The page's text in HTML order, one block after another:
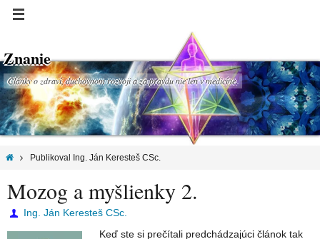
Znanie
Články o zdraví, duchovnom rozvoji a za pravdu nie len v medicíne.
Publikoval Ing. Ján Keresteš CSc.
Mozog a myšlienky 2.
Ing. Ján Keresteš CSc.
Keď ste si prečítali predchádzajúci článok tak